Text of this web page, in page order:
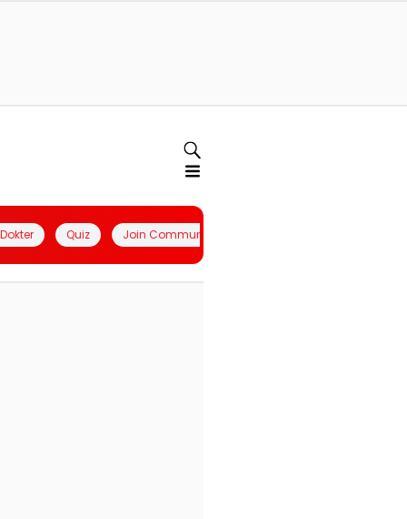
Quiz Join Community